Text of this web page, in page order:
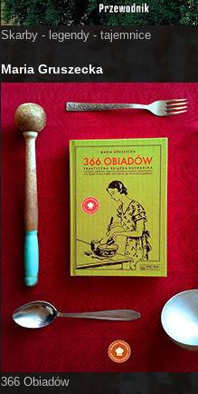
Skarby - legendy - tajemnice
Maria Gruszecka
366 Obiadów